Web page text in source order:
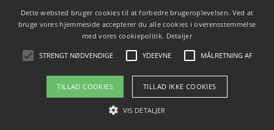
Dette websted bruger cookies til at forbedre brugeroplevelsen. Ved at
bruge vores hjemmeside accepterer du alle cookies i overensstemmelse
med vores cookiepolitik. Detaljer
STRENGT NØDVENDIGE YDEEVNE MÅLRETNING AF
TILLAD COOKIES TILLAD IKKE COOKIES
VIS DETALJER